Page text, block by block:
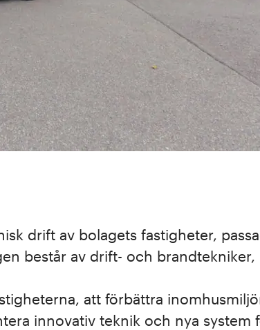
drift av bolagets fastigheter,
består av drift- och brandtekniker,
att förbättra
innovativ teknik och nya system